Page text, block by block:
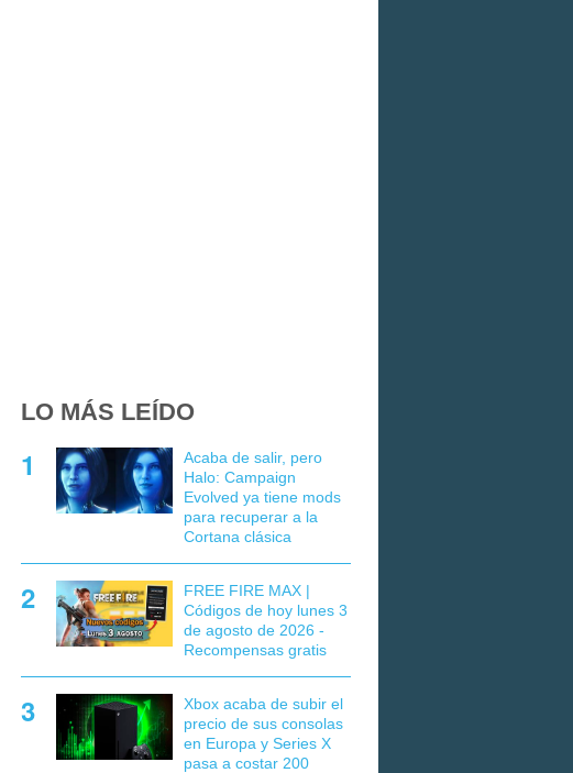
LO MÁS LEÍDO
Acaba de salir, pero
Halo: Campaign
Evolved ya tiene mods
para recuperar a la
Cortana clásica
FREE FIRE MAX |
Códigos de hoy lunes 3
de agosto de 2026 -
Recompensas gratis
Xbox acaba de subir el
precio de sus consolas
en Europa y Series X
pasa a costar 200